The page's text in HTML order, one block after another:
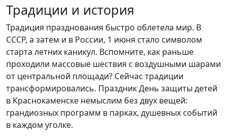
Традиции и история
Традиция празднования быстро облетела мир. В
СССР, а затем и в России, 1 июня стало символом
старта летних каникул. Вспомните, как раньше
проходили массовые шествия с воздушными шарами
от центральной площади? Сейчас традиции
трансформировались. Праздник День защиты детей
в Краснокаменске немыслим без двух вещей:
грандиозных программ в парках, душевных событий
в каждом уголке.